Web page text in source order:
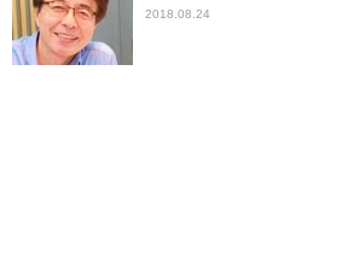
2018.08.24